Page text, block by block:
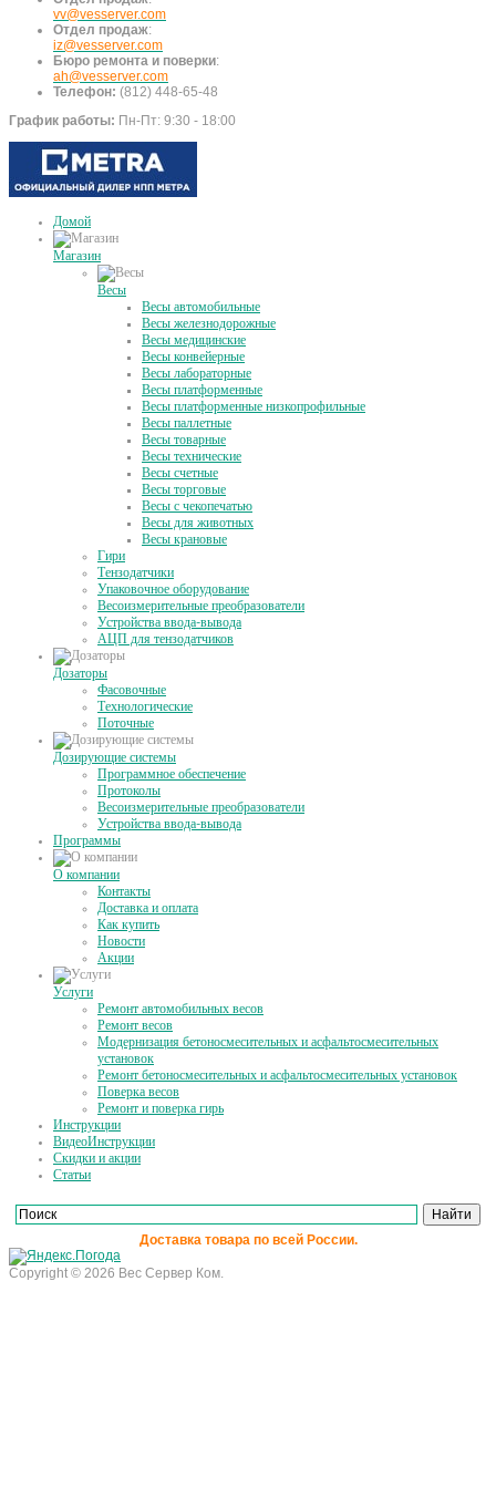
vv@vesserver.com
Отдел продаж:
iz@vesserver.com
Бюро ремонта и поверки:
ah@vesserver.com
Телефон: (812) 448-65-48
График работы: Пн-Пт: 9:30 - 18:00
Домой
Магазин
Весы
Весы автомобильные
Весы железнодорожные
Весы медицинские
Весы конвейерные
Весы лабораторные
Весы платформенные
Весы платформенные низкопрофильные
Весы паллетные
Весы товарные
Весы технические
Весы счетные
Весы торговые
Весы с чекопечатью
Весы для животных
Весы крановые
Гири
Тензодатчики
Упаковочное оборудование
Весоизмерительные преобразователи
Устройства ввода-вывода
АЦП для тензодатчиков
Дозаторы
Фасовочные
Технологические
Поточные
Дозирующие системы
Программное обеспечение
Протоколы
Весоизмерительные преобразователи
Устройства ввода-вывода
Программы
О компании
Контакты
Доставка и оплата
Как купить
Новости
Акции
Услуги
Ремонт автомобильных весов
Ремонт весов
Модернизация бетоносмесительных и асфальтосмесительных
установок
Ремонт бетоносмесительных и асфальтосмесительных установок
Поверка весов
Ремонт и поверка гирь
Инструкции
ВидеоИнструкции
Скидки и акции
Статьи
Доставка товара по всей России.
Copyright © 2026 Вес Сервер Ком.